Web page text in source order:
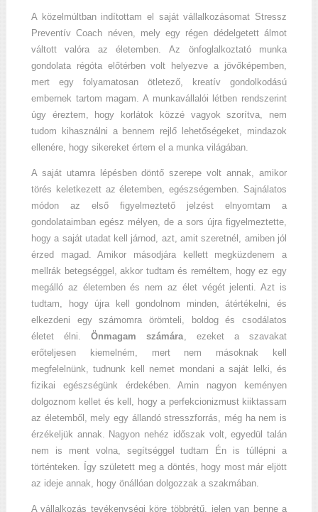
A közelmúltban indítottam el saját vállalkozásomat Stressz
Preventív Coach néven, mely egy régen dédelgetett álmot
váltott valóra az életemben. Az önfoglalkoztató munka
gondolata régóta előtérben volt helyezve a jövőképemben,
mert egy folyamatosan ötletező, kreatív gondolkodású
embernek tartom magam. A munkavállalói létben rendszerint
úgy éreztem, hogy korlátok közzé vagyok szorítva, nem
tudom kihasználni a bennem rejlő lehetőségeket, mindazok
ellenére, hogy sikereket értem el a munka világában.
A saját utamra lépésben döntő szerepe volt annak, amikor
törés keletkezett az életemben, egészségemben. Sajnálatos
módon az első figyelmeztető jelzést elnyomtam a
gondolataimban egész mélyen, de a sors újra figyelmeztette,
hogy a saját utadat kell járnod, azt, amit szeretnél, amiben jól
érzed magad. Amikor másodjára kellett megküzdenem a
mellrák betegséggel, akkor tudtam és reméltem, hogy ez egy
megálló az életemben és nem az élet végét jelenti. Azt is
tudtam, hogy újra kell gondolnom minden, átértékelni, és
elkezdeni egy számomra örömteli, boldog és csodálatos
életet élni.Önmagam számára, ezeket a szavakat
erőteljesen kiemelném, mert nem másoknak kell
megfelelnünk, tudnunk kell nemet mondani a saját lelki, és
fizikai egészségünk érdekében. Amin nagyon keményen
dolgoznom kellet és kell, hogy a perfekcionizmust kiiktassam
az életemből, mely egy állandó stresszforrás, még ha nem is
érzékeljük annak. Nagyon nehéz időszak volt, egyedül talán
nem is ment volna, segítséggel tudtam Én is túllépni a
történteken. Így született meg a döntés, hogy most már eljött
az ideje annak, hogy önállóan dolgozzak a szakmában.
A vállalkozás tevékenységi köre többrétű, jelen van benne a